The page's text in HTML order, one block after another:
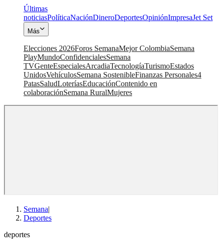
Últimas
noticiasPolíticaNaciónDineroDeportesOpiniónImpresaJet Set
Más
Elecciones 2026Foros SemanaMejor ColombiaSemana
PlayMundoConfidencialesSemana
TVGenteEspecialesArcadiaTecnologíaTurismoEstados
UnidosVehículosSemana SostenibleFinanzas Personales4
PatasSaludLoteríasEducaciónContenido en
colaboraciónSemana RuralMujeres
Semana|
Deportes
deportes